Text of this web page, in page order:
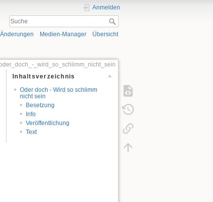
Anmelden
Medien-Manager Übersicht
_wird_so_schlimm_nicht_sein
Inhaltsverzeichnis
Oder doch - Wird so schlimm
nicht sein
Besetzung
Info
Veröffentlichung
Text